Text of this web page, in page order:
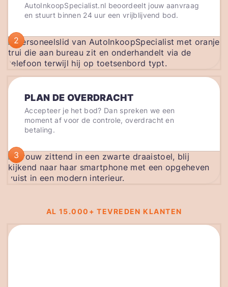
AutoInkoopSpecialist.nl beoordeelt jouw aanvraag
en stuurt binnen 24 uur een vrijblijvend bod.
2
PLAN DE OVERDRACHT
Accepteer je het bod? Dan spreken we een
moment af voor de controle, overdracht en
betaling.
3
AL 15.000+ TEVREDEN KLANTEN